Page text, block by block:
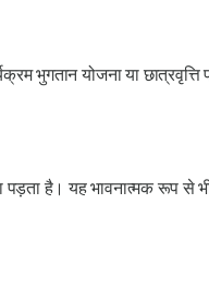
योजना या छात्रवृत्ति
है। यह भावनात्मक रूप से